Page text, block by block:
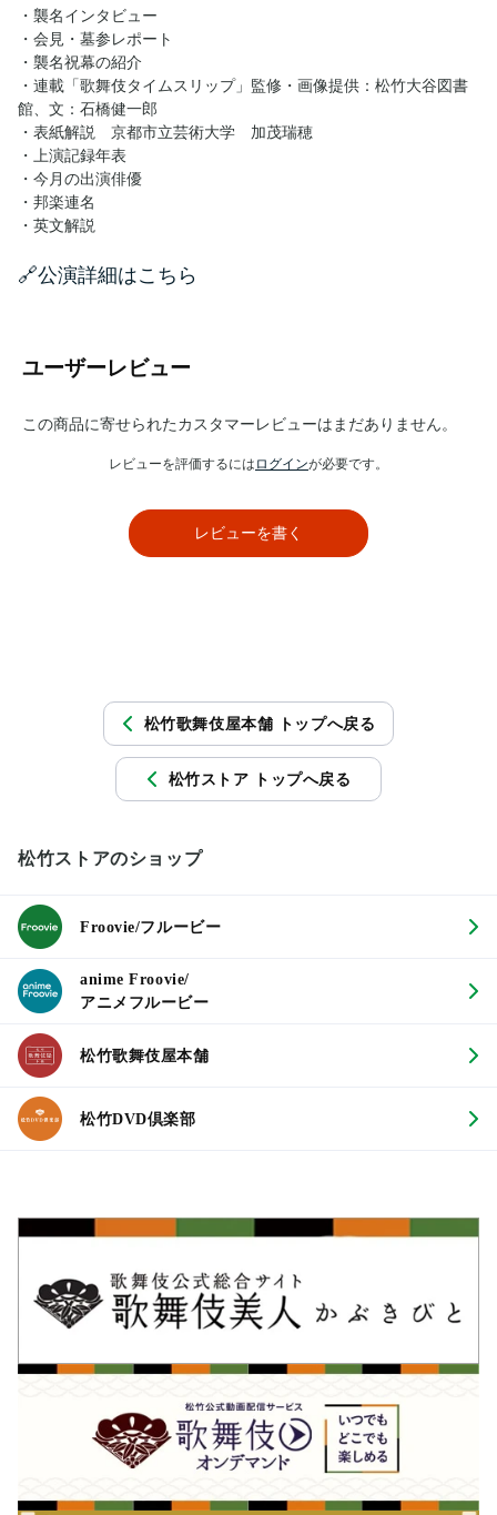
・襲名インタビュー
・会見・墓参レポート
・襲名祝幕の紹介
・連載「歌舞伎タイムスリップ」監修・画像提供：松竹大谷図書
館、文：石橋健一郎
・表紙解説 京都市立芸術大学 加茂瑞穂
・上演記録年表
・今月の出演俳優
・邦楽連名
・英文解説
🔗公演詳細はこちら
ユーザーレビュー
この商品に寄せられたカスタマーレビューはまだありません。
レビューを評価するには ログインが必要です。
レビューを書く
松竹歌舞伎屋本舗 トップへ戻る
松竹ストア トップへ戻る
松竹ストアのショップ
Froovie/フルービー
anime Froovie/
アニメフルービー
松竹歌舞伎屋本舗
松竹DVD倶楽部